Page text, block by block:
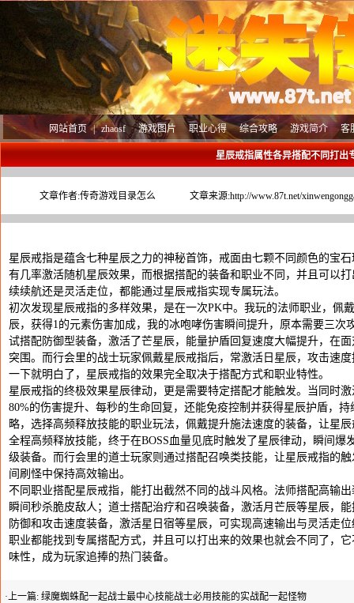
客
游戏简介
综合攻略
职业心得
游戏图片
zhaosf
网站首页 |
星辰戒指属性各异搭配不同打出
文章作者:传奇游戏目录怎么 文章来源:http://www.87t.net/
星辰戒指是蕴含七种星辰之力的神秘首饰，戒面由七颗不同颜色的宝
有几率激活随机星辰效果，而根据搭配的装备和职业不同，并且可以
续续航还是灵活走位，都能通过星辰戒指实现专属玩法。
初次发现星辰戒指的多样效果，是在一次PK中。我玩的法师职业，佩
辰，获得1的元素伤害加成，我的冰咆哮伤害瞬间提升，原本需要三
试搭配防御型装备，激活了芒星辰，能量护盾回复速度大幅提升，在
突围。而行会里的战士玩家佩戴星辰戒指后，常激活日星辰，攻击速
一下就明白了，星辰戒指的效果完全取决于搭配方式和职业特性。
星辰戒指的终极效果星辰律动，更是需要特定搭配才能触发。当同时
80%的伤害提升、每秒的生命回复，还能免疫控制并获得星辰护盾，
略，选择高频释放技能的职业玩法，佩戴提升施法速度的装备，让星
全程高频释放技能，终于在BOSS血量见底时触发了星辰律动，瞬间爆
级装备。而行会里的道士玩家则通过搭配召唤类技能，让星辰戒指的
间刷怪中保持高效输出。
不同职业搭配星辰戒指，能打出截然不同的战斗风格。法师搭配高输
瞬间秒杀脆皮敌人；道士搭配治疗和召唤装备，激活月芒辰等星辰，
防御和攻击速度装备，激活星日宿等星辰，可实现高速输出与灵活走
职业都能找到专属搭配方式，并且可以打出来的效果也就会不同了，
味性，成为玩家追捧的热门装备。
·上一篇: 绿魔蜘蛛配一起战士最中心技能战士必用技能的实战配一起怪物